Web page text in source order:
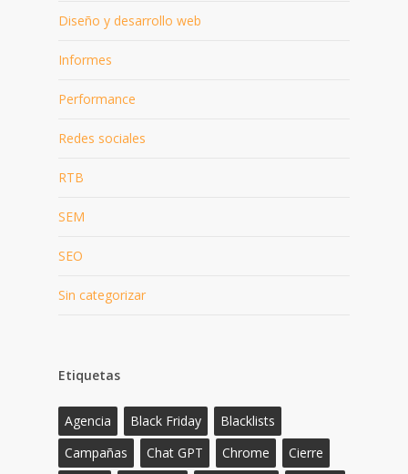
Diseño y desarrollo web
Informes
Performance
Redes sociales
RTB
SEM
SEO
Sin categorizar
Etiquetas
Agencia Black Friday
Blacklists
Campañas
Chat GPT Chrome
Cierre